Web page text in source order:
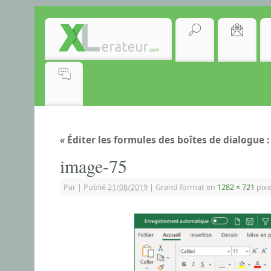
« Éditer les formules des boîtes de dialogue :
image-75
Par | Publié21/08/2019 | Grand format en 1282 × 721